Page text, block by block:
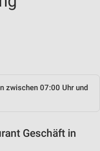
zwischen 07:00 Uhr und
Geschäft in